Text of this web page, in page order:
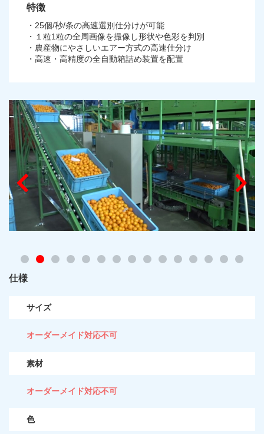
特徴
・25個/秒/条の高速選別仕分けが可能
・１粒1粒の全周画像を撮像し形状や色彩を判別
・農産物にやさしいエアー方式の高速仕分け
・高速・高精度の全自動箱詰め装置を配置
仕様
サイズ
オーダーメイド対応不可
素材
オーダーメイド対応不可
色